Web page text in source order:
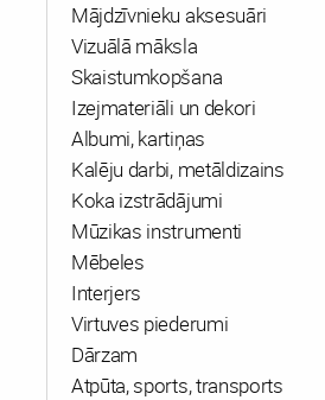
Mājdzīvnieku aksesuāri
Vizuālā māksla
Skaistumkopšana
Izejmateriāli un dekori
Albumi, kartiņas
Kalēju darbi, metāldizains
Koka izstrādājumi
Mūzikas instrumenti
Mēbeles
Interjers
Virtuves piederumi
Dārzam
Atpūta, sports, transports